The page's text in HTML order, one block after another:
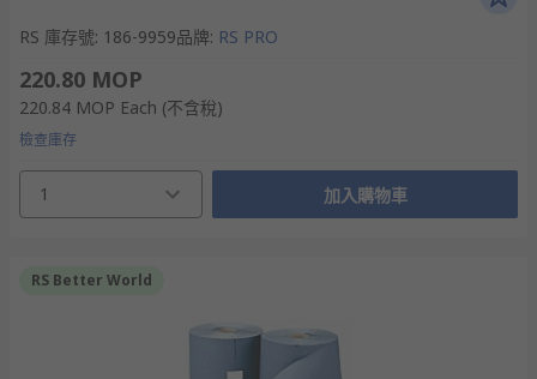
RS 庫存號: 186-9959品牌: RS PRO
220.80 MOP
220.84 MOP Each (不含稅)
檢查庫存
1 加入購物車
RS Better World